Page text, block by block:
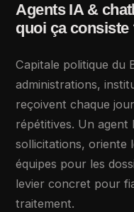
Agents IA &
quoi ça consiste
Capitale politique du
administrations,
reçoivent chaque
répétitives. Un agent
sollicitations, oriente
équipes pour les
levier concret pour
traitement.